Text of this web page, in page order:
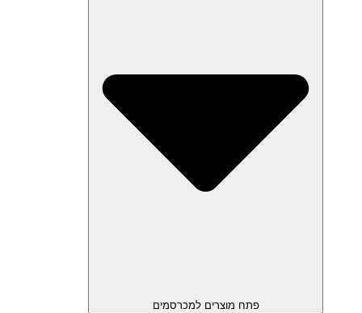
פתח מוצרים למכרסמים